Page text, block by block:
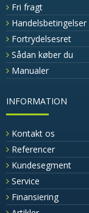
Fri fragt
Handelsbetingelser
Fortrydelsesret
Sådan køber du
Manualer
INFORMATION
Kontakt os
Referencer
Kundesegment
Service
Finansiering